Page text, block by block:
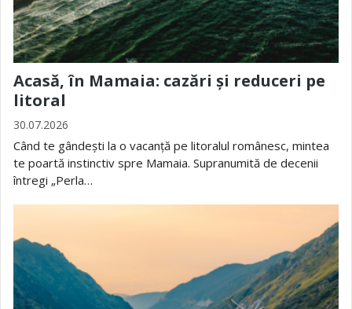
Acasă, în Mamaia: cazări și reduceri pe
litoral
30.07.2026
Când te gândești la o vacanță pe litoralul românesc, mintea
te poartă instinctiv spre Mamaia. Supranumită de decenii
întregi „Perla…